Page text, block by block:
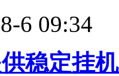
6 09:34
稳定挂